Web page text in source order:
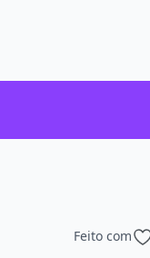
Feito com